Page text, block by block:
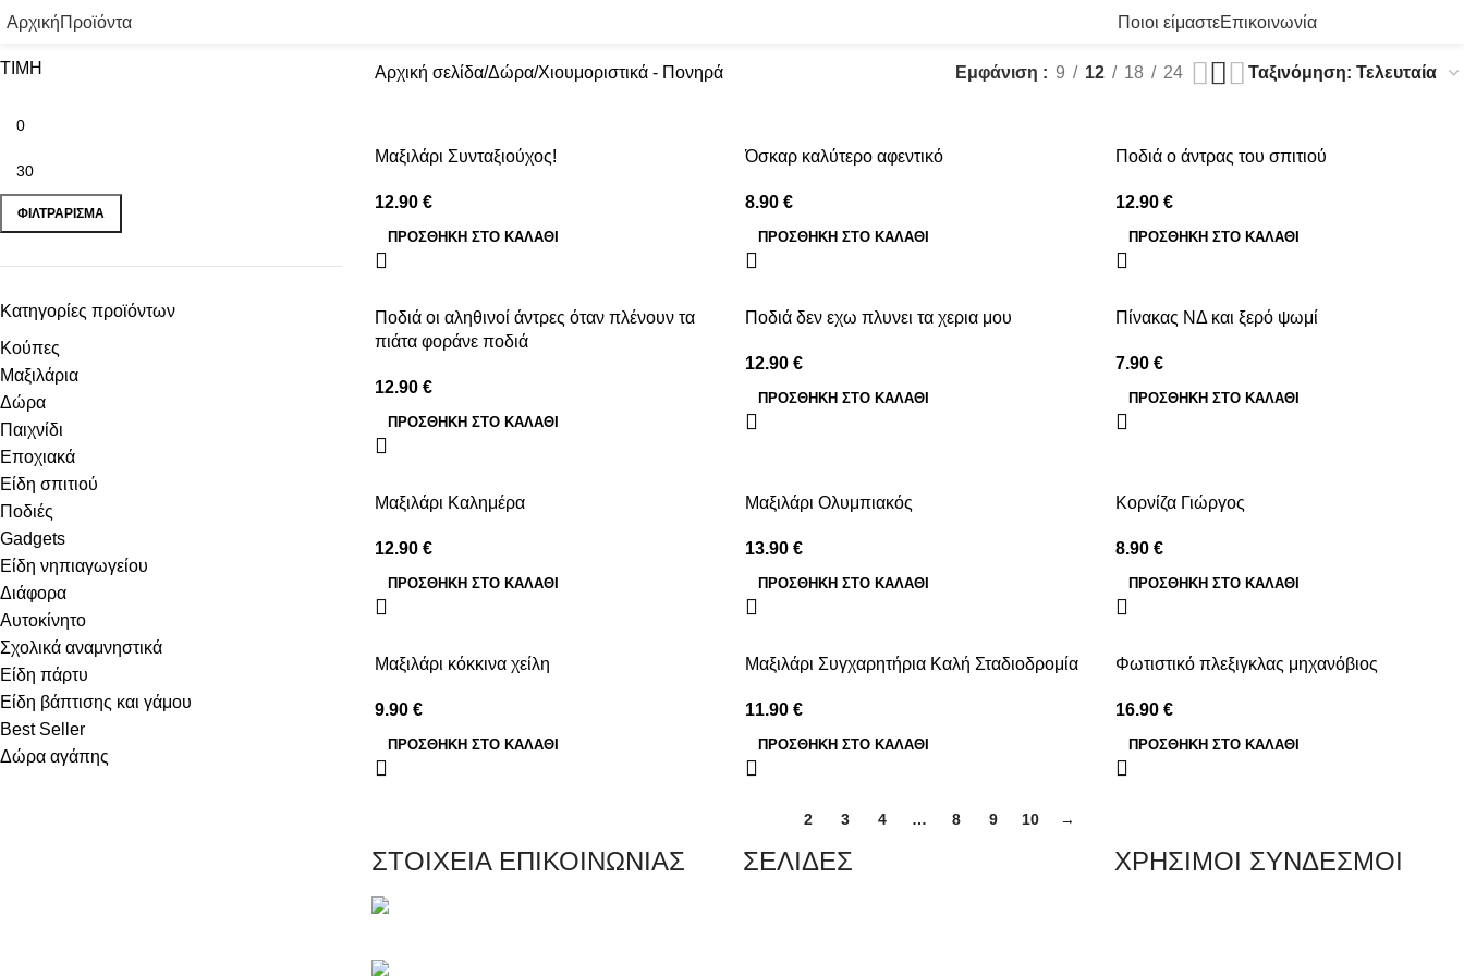
ΑρχικήΠροϊόντα Ποιοι είμαστεΕπικοινωνία
ΤΙΜΗ
ΦΙΛΤΡΆΡΙΣΜΑ
Κατηγορίες προϊόντων
Κούπες
Μαξιλάρια
Δώρα
Παιχνίδι
Εποχιακά
Είδη σπιτιού
Ποδιές
Gadgets
Είδη νηπιαγωγείου
Διάφορα
Αυτοκίνητο
Σχολικά αναμνηστικά
Είδη πάρτυ
Είδη βάπτισης και γάμου
Best Seller
Δώρα αγάπης
Αρχική σελίδα Δώρα Χιουμοριστικά - Πονηρά Εμφάνιση 9 12 18 24
Μαξιλάρι Συνταξιούχος!
12.90 €
ΠΡΟΣΘΉΚΗ ΣΤΟ ΚΑΛΆΘΙ
Όσκαρ καλύτερο αφεντικό
8.90 €
ΠΡΟΣΘΉΚΗ ΣΤΟ ΚΑΛΆΘΙ
Ποδιά ο άντρας του σπιτιού
12.90 €
ΠΡΟΣΘΉΚΗ ΣΤΟ ΚΑΛΆΘΙ
Ποδιά οι αληθινοί άντρες όταν πλένουν τα
πιάτα φοράνε ποδιά
12.90 €
ΠΡΟΣΘΉΚΗ ΣΤΟ ΚΑΛΆΘΙ
Ποδιά δεν εχω πλυνει τα χερια μου
12.90 €
ΠΡΟΣΘΉΚΗ ΣΤΟ ΚΑΛΆΘΙ
Πίνακας ΝΔ και ξερό ψωμί
7.90 €
ΠΡΟΣΘΉΚΗ ΣΤΟ ΚΑΛΆΘΙ
Μαξιλάρι Καλημέρα
12.90 €
ΠΡΟΣΘΉΚΗ ΣΤΟ ΚΑΛΆΘΙ
Μαξιλάρι Ολυμπιακός
13.90 €
ΠΡΟΣΘΉΚΗ ΣΤΟ ΚΑΛΆΘΙ
Κορνίζα Γιώργος
8.90 €
ΠΡΟΣΘΉΚΗ ΣΤΟ ΚΑΛΆΘΙ
Μαξιλάρι κόκκινα χείλη
9.90 €
ΠΡΟΣΘΉΚΗ ΣΤΟ ΚΑΛΆΘΙ
Μαξιλάρι Συγχαρητήρια Καλή Σταδιοδρομία
11.90 €
ΠΡΟΣΘΉΚΗ ΣΤΟ ΚΑΛΆΘΙ
Φωτιστικό πλεξιγκλας μηχανόβιος
16.90 €
ΠΡΟΣΘΉΚΗ ΣΤΟ ΚΑΛΆΘΙ
2 3 4 … 8 9 10 →
ΣΤΟΙΧΕΙΑ ΕΠΙΚΟΙΝΩΝΙΑΣ ΣΕΛΙΔΕΣ ΧΡΗΣΙΜΟΙ ΣΥΝΔΕΣΜΟΙ